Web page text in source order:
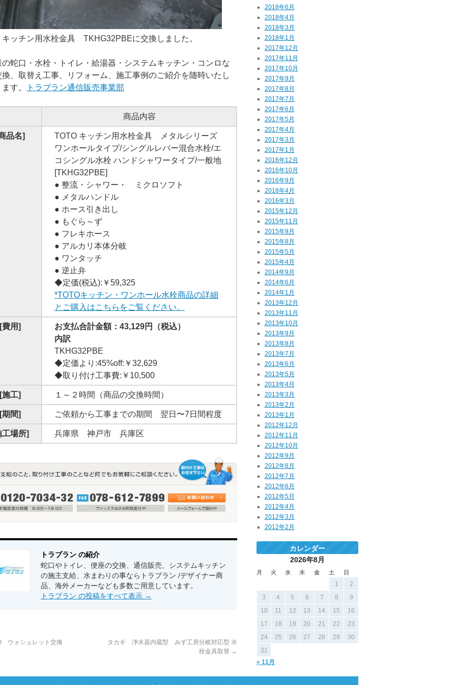
2018年6月
2018年4月
2018年3月
2018年1月
2017年12月
2017年11月
2017年10月
2017年9月
2017年8月
2017年7月
2017年6月
2017年5月
2017年4月
2017年3月
2017年1月
2016年12月
2016年10月
2016年9月
2016年4月
2016年3月
2015年12月
2015年11月
2015年9月
2015年8月
2015年5月
2015年4月
2014年9月
2014年6月
2014年1月
2013年12月
2013年11月
2013年10月
2013年9月
2013年8月
2013年7月
2013年6月
2013年5月
2013年4月
2013年3月
2013年2月
2013年1月
2012年12月
2012年11月
2012年10月
2012年9月
2012年8月
2012年7月
2012年6月
2012年5月
2012年4月
2012年3月
2012年2月
カレンダー
2026年8月
月 火 水 木 金 土 日
« 11月
1
2
3
4 5 6 7 8
9
10
11 12 13 14 15
16
17
18 19 20 21 22
23
24
25 26 27 28 29
30
31
キッチン用水栓金具 TKHG32PBEに交換しました。
の蛇口・水栓・トイレ・給湯器・システムキッチン・コンロな
換、取替え工事、リフォーム、施工事例のご紹介を随時いたし
す。
トラブラン通信販売事業部
商品内容
品名]
TOTO キッチン用水栓金具 メタルシリーズ
ワンホールタイプ/シングルレバー混合水栓/エ
コシングル水栓 ハンドシャワータイプ/一般地
[TKHG32PBE]
● 整流・シャワー・ ミクロソフト
● メタルハンドル
● ホース引き出し
● もぐら～ず
● フレキホース
● アルカリ本体分岐
● ワンタッチ
● 逆止弁
◆定価(税込):￥59,325
*TOTOキッチン・ワンホール水栓商品の詳細
とご購入はこちらをご覧ください。
[費用]
お支払合計金額：43,129円（税込）
内訳
TKHG32PBE
◆定価より:45%off:￥32,629
◆取り付け工事費:￥10,500
[施工] １～２時間（商品の交換時間）
[期間] ご依頼から工事までの期間 翌日〜7日間程度
工場所] 兵庫県 神戸市 兵庫区
トラブラン の紹介
蛇口やトイレ、便座の交換、通信販売、システムキッチン
の施主支給、水まわりの事ならトラブラン /デザイナー商
品、海外メーカーなども多数ご用意しています。
トラブラン の投稿をすべて表示 →
ウォシュレット交換
タカギ 浄水器内蔵型 みず工房分岐対応型 水
栓金具取替 →